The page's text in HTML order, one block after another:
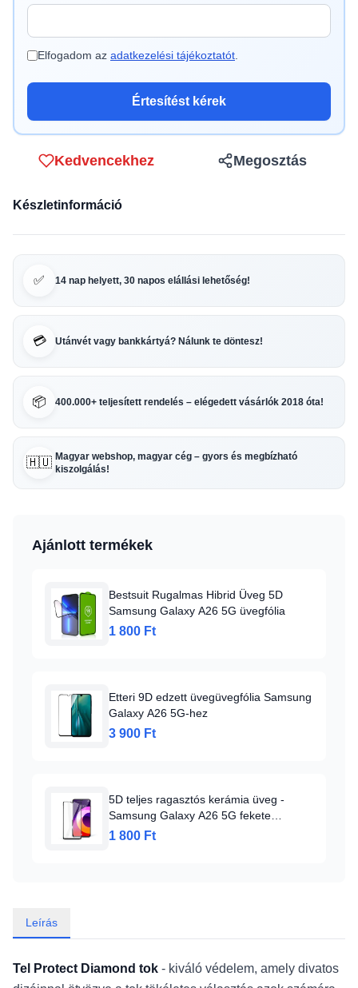
Elfogadom az adatkezelési tájékoztatót
Értesítést kérek
Kedvencekhez Megosztás
Készletinformáció
✅ 14 nap helyett, 30 napos elállási lehetőség!
💳 Utánvét vagy bankkártyá? Nálunk te döntesz!
📦 400.000+ teljesített rendelés – elégedett vásárlók 2018 óta!
🇭🇺 Magyar webshop, magyar cég – gyors és megbízható
kiszolgálás!
Ajánlott termékek
Bestsuit Rugalmas Hibrid Üveg 5D
Samsung Galaxy A26 5G üvegfólia
1 800 Ft
Etteri 9D edzett üvegüvegfólia Samsung
Galaxy A26 5G-hez
3 900 Ft
5D teljes ragasztós kerámia üveg -
Samsung Galaxy A26 5G fekete
üvegfólia
1 800 Ft
Leírás
Tel Protect Diamond tok - kiváló védelem, amely divatos